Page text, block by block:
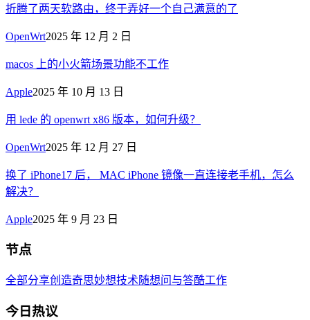
折腾了两天软路由，终于弄好一个自己满意的了
OpenWrt2025 年 12 月 2 日
macos 上的小火箭场景功能不工作
Apple2025 年 10 月 13 日
用 lede 的 openwrt x86 版本，如何升级？
OpenWrt2025 年 12 月 27 日
换了 iPhone17 后， MAC iPhone 镜像一直连接老手机，怎么
解决？
Apple2025 年 9 月 23 日
节点
全部分享创造奇思妙想技术随想问与答酷工作
今日热议